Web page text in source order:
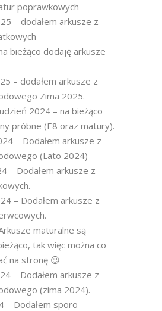
poprawkowych
– dodałem arkusze z
bieżąco dodaję arkusze
– dodałem arkusze z
Zima 2025.
2024 – na bieżąco
próbne (E8 oraz matury).
– Dodałem arkusze z
(Lato 2024)
– Dodałem arkusze z
– Dodałem arkusze z
maturalne są
tak więc można co
na stronę 😉
– Dodałem arkusze z
(zima 2024).
– Dodałem sporo